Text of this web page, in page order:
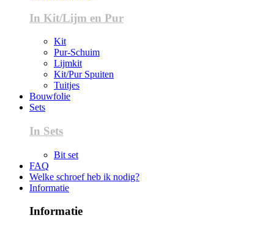
In Kit/Lijm en Pur
Kit
Pur-Schuim
Lijmkit
Kit/Pur Spuiten
Tuitjes
Bouwfolie
Sets
In Sets
Bit set
FAQ
Welke schroef heb ik nodig?
Informatie
Informatie